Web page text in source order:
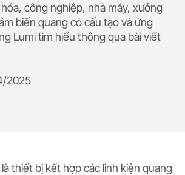
công nghiệp, nhà máy, xưởng
biến quang có cấu tạo và ứng
Lumi tìm hiểu thông qua bài viết
2025
là thiết bị kết hợp các linh kiện quang